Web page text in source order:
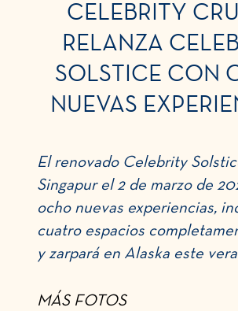
CELEBRITY
RELANZA
SOLSTICE CON
NUEVAS
El renovado Celebrity
Singapur el 2 de marzo de
ocho nuevas experiencias,
cuatro espacios
y zarpará en Alaska este
MÁS FOTOS